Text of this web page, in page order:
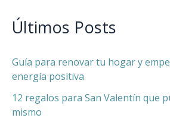
Últimos Posts
Guía para renovar tu hogar y
energía positiva
12 regalos para San Valentín que
mismo